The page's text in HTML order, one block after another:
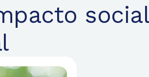
social